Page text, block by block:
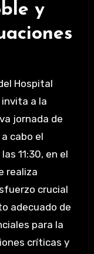
y
Hospital
invita a la
jornada de
cabo el
11:30, en el
realiza
crucial
adecuado de
para la
críticas y